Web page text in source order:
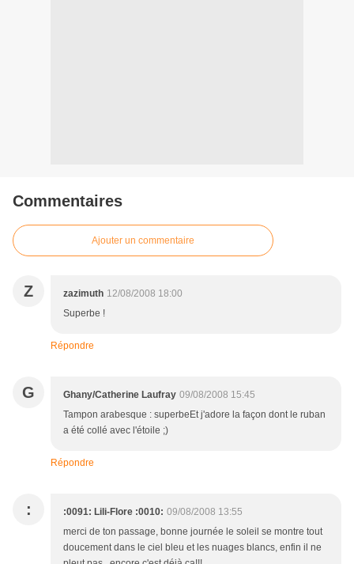
Commentaires
Ajouter un commentaire
Z zazimuth 12/08/2008 18:00
Superbe !
Répondre
G Ghany/Catherine Laufray 09/08/2008 15:45
Tampon arabesque : superbeEt j'adore la façon dont le ruban
a été collé avec l'étoile ;)
Répondre
: :0091: Lili-Flore :0010: 09/08/2008 13:55
merci de ton passage, bonne journée le soleil se montre tout
doucement dans le ciel bleu et les nuages blancs, enfin il ne